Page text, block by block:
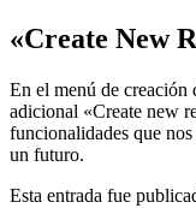
«Create New
En el menú de
adicional «Create new
funcionalidades que
un futuro.
Esta entrada fue